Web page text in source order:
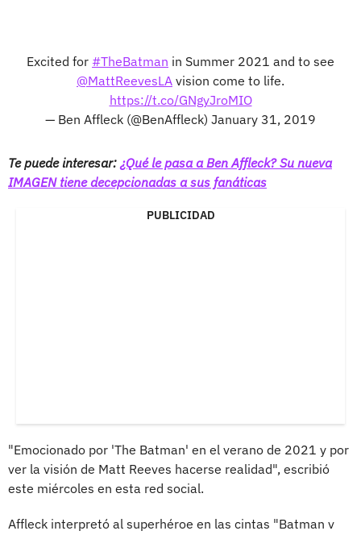
Excited for #TheBatman in Summer 2021 and to see
@MattReevesLA vision come to life.
https://t.co/GNgyJroMIO
— Ben Affleck (@BenAffleck) January 31, 2019
Te puede interesar: ¿Qué le pasa a Ben Affleck? Su nueva
IMAGEN tiene decepcionadas a sus fanáticas
PUBLICIDAD
"Emocionado por 'The Batman' en el verano de 2021 y por
ver la visión de Matt Reeves hacerse realidad", escribió
este miércoles en esta red social.
Affleck interpretó al superhéroe en las cintas "Batman v